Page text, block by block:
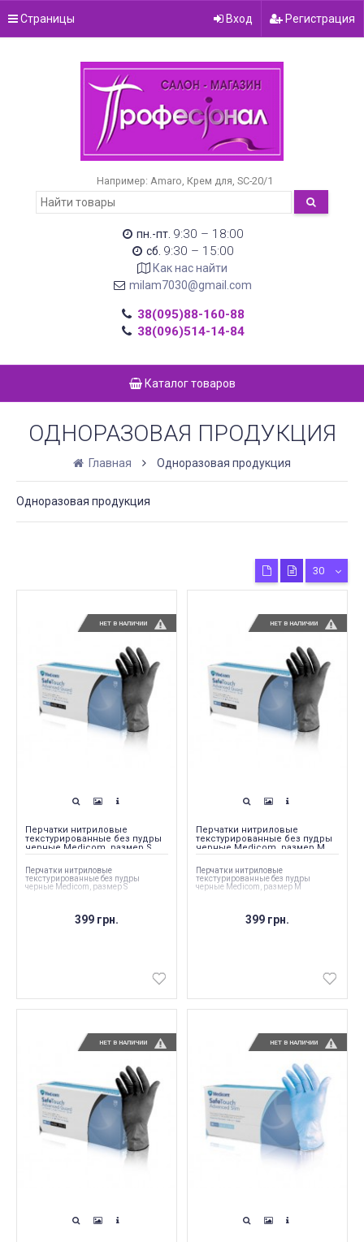
Страницы Вход Регистрация
Например: Amaro Крем для SC-20/1
пн.-пт. 9:30 – 18:00
сб. 9:30 – 15:00
Как нас найти
milam7030@gmail.com
38(095)88-160-88
38(096)514-14-84
Каталог товаров
ОДНОРАЗОВАЯ ПРОДУКЦИЯ
Главная Одноразовая продукция
Одноразовая продукция
30
НЕТ В НАЛИЧИИ
Перчатки нитриловые
текстурированные без пудры
черные Medicom, размер S
Перчатки нитриловые
текстурированные без пудры
черные Medicom, размер S
399 грн.
НЕТ В НАЛИЧИИ
Перчатки нитриловые
текстурированные без пудры
черные Medicom, размер M
Перчатки нитриловые
текстурированные без пудры
черные Medicom, размер M
399 грн.
НЕТ В НАЛИЧИИ НЕТ В НАЛИЧИИ